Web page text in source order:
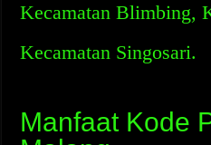
Kecamatan Blimbing,
Kecamatan Singosari.
Manfaat Kode